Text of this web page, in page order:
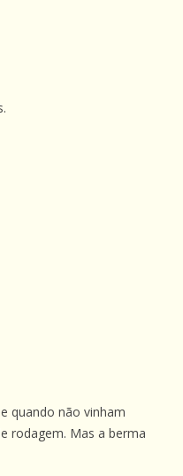
quando não vinham
rodagem. Mas a berma